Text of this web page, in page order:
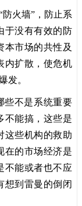
火墙”，防止系
于没有有效的防
本市场的共性及
内扩散，使危机
发。
不是系统重要
不能搞，这些是
这些机构的救助
在的市场经济是
不能或者也不应
想到雷曼的倒闭